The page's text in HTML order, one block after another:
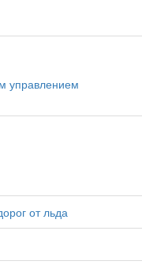
управлением
от льда